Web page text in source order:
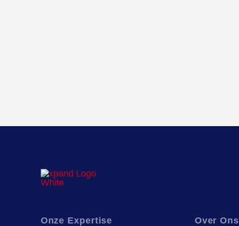
Onze Expertise OverOns